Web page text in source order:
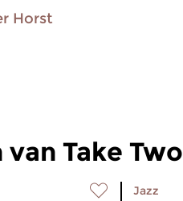
Horst
Take Two
Jazz